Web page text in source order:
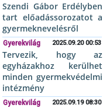
Szendi Gábor Erdélyben
tart előadássorozatot a
gyermeknevelésről
Gyerekvilág 2025.09.20 00:53
Tervezik, hogy az
egyházakhoz kerülhet
minden gyermekvédelmi
intézmény
Gyerekvilág 2025.09.19 08:30